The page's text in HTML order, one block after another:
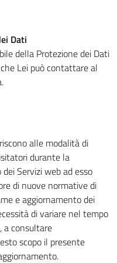
Dati
della Protezione dei Dati
che Lei può contattare al
alle modalità di
durante la
Servizi web ad esso
di nuove normative di
e aggiornamento dei
di variare nel tempo
a consultare
scopo il presente